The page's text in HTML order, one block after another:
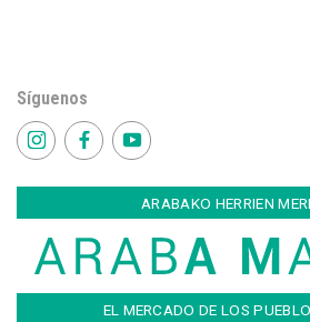
Síguenos
ARABAKO HERRIEN
EL MERCADO DE LOS